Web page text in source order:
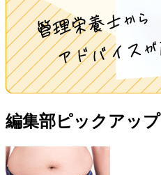
編集部ピックアップ